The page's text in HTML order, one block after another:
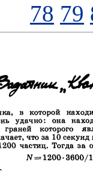
78 79